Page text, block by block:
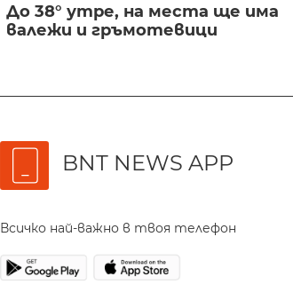
До 38° утре, на места ще има
валежи и гръмотевици
BNT NEWS APP
Всичко най-важно в твоя телефон